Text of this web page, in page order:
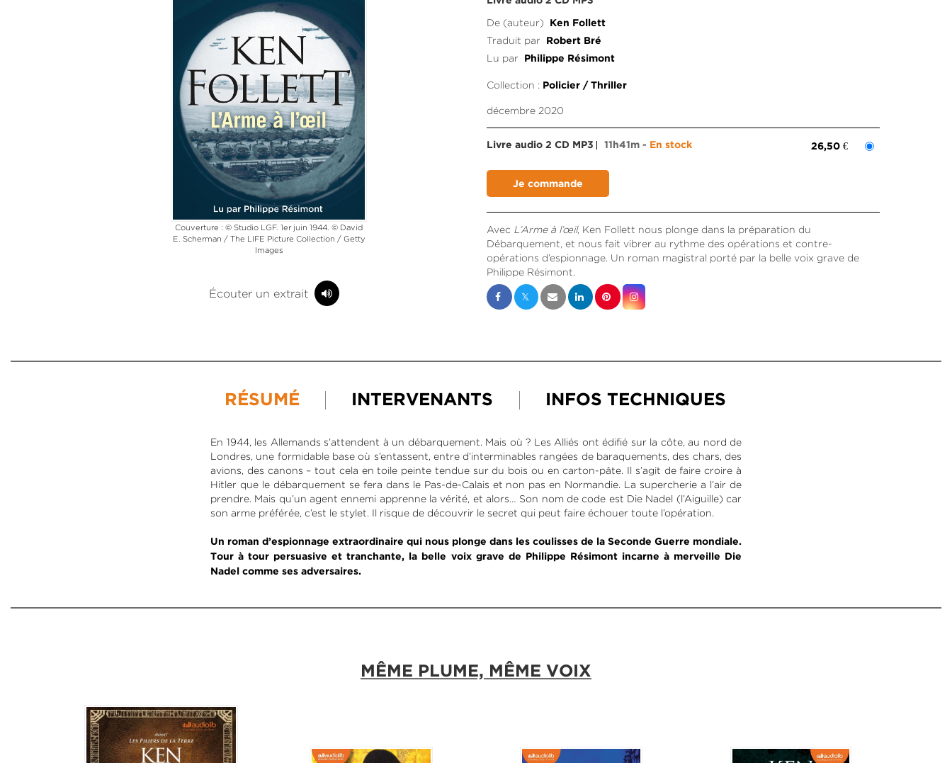
Couverture : © Studio LGF. 1er juin 1944. © David
E. Scherman / The LIFE Picture Collection / Getty
Images
Écouter un extrait
De (auteur) Ken Follett
Traduit par Robert Bré
Lu par Philippe Résimont
Collection : Policier / Thriller
décembre 2020
Livre audio 2 CD MP3 11h41m En stock 26,50 €
Avec L’Arme à l’œil, Ken Follett nous plonge dans la préparation du
Débarquement, et nous fait vibrer au rythme des opérations et contre-
opérations d’espionnage. Un roman magistral porté par la belle voix grave de
Philippe Résimont.
RÉSUMÉ INTERVENANTS INFOS TECHNIQUES
En 1944, les Allemands s’attendent à un débarquement. Mais où ? Les Alliés ont édifié sur la côte, au nord de
Londres, une formidable base où s’entassent, entre d’interminables rangées de baraquements, des chars, des
avions, des canons – tout cela en toile peinte tendue sur du bois ou en carton-pâte. Il s’agit de faire croire à
Hitler que le débarquement se fera dans le Pas-de-Calais et non pas en Normandie. La supercherie a l’air de
prendre. Mais qu’un agent ennemi apprenne la vérité, et alors… Son nom de code est Die Nadel (l’Aiguille) car
son arme préférée, c’est le stylet. Il risque de découvrir le secret qui peut faire échouer toute l’opération.
Un roman d’espionnage extraordinaire qui nous plonge dans les coulisses de la Seconde Guerre mondiale.
Tour à tour persuasive et tranchante, la belle voix grave de Philippe Résimont incarne à merveille Die
Nadel comme ses adversaires.
MÊME PLUME, MÊME VOIX